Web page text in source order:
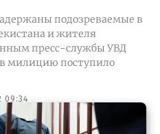
подозреваемые в
и жителя
милицию поступило
09:34